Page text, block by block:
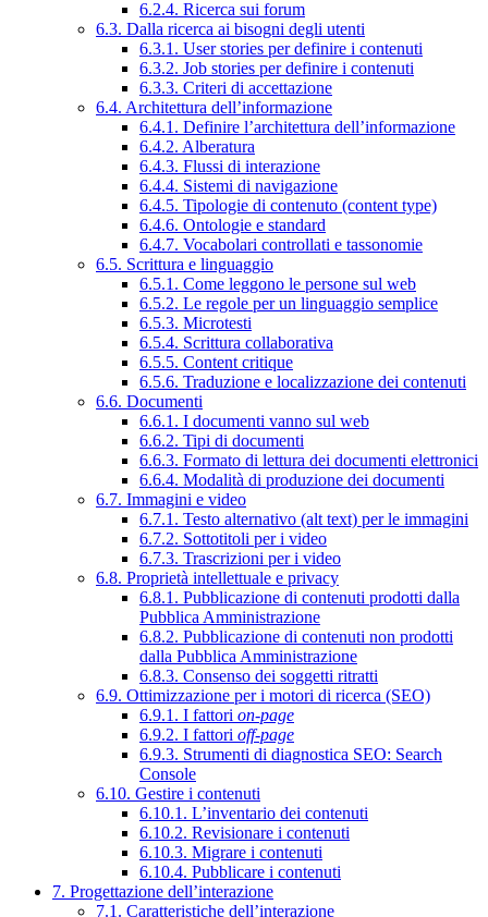
6.2.4. Ricerca sui forum
6.3. Dalla ricerca ai bisogni degli utenti
6.3.1. User stories per definire i contenuti
6.3.2. Job stories per definire i contenuti
6.3.3. Criteri di accettazione
6.4. Architettura dell’informazione
6.4.1. Definire l’architettura dell’informazione
6.4.2. Alberatura
6.4.3. Flussi di interazione
6.4.4. Sistemi di navigazione
6.4.5. Tipologie di contenuto (content type)
6.4.6. Ontologie e standard
6.4.7. Vocabolari controllati e tassonomie
6.5. Scrittura e linguaggio
6.5.1. Come leggono le persone sul web
6.5.2. Le regole per un linguaggio semplice
6.5.3. Microtesti
6.5.4. Scrittura collaborativa
6.5.5. Content critique
6.5.6. Traduzione e localizzazione dei contenuti
6.6. Documenti
6.6.1. I documenti vanno sul web
6.6.2. Tipi di documenti
6.6.3. Formato di lettura dei documenti elettronici
6.6.4. Modalità di produzione dei documenti
6.7. Immagini e video
6.7.1. Testo alternativo (alt text) per le immagini
6.7.2. Sottotitoli per i video
6.7.3. Trascrizioni per i video
6.8. Proprietà intellettuale e privacy
6.8.1. Pubblicazione di contenuti prodotti dalla
Pubblica Amministrazione
6.8.2. Pubblicazione di contenuti non prodotti
dalla Pubblica Amministrazione
6.8.3. Consenso dei soggetti ritratti
6.9. Ottimizzazione per i motori di ricerca (SEO)
6.9.1. I fattori on-page
6.9.2. I fattori off-page
6.9.3. Strumenti di diagnostica SEO: Search
Console
6.10. Gestire i contenuti
6.10.1. L’inventario dei contenuti
6.10.2. Revisionare i contenuti
6.10.3. Migrare i contenuti
6.10.4. Pubblicare i contenuti
7. Progettazione dell’interazione
7.1. Caratteristiche dell’interazione